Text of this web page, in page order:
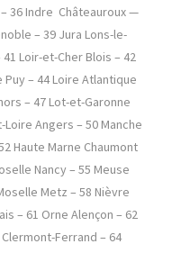
36 Indre Châteauroux —
– 39 Jura Lons-le-
Loir-et-Cher Blois – 42
Puy – 44 Loire Atlantique
– 47 Lot-et-Garonne
Angers – 50 Manche
Haute Marne Chaumont
Nancy – 55 Meuse
Metz – 58 Nièvre
– 61 Orne Alençon – 62
Ferrand – 64